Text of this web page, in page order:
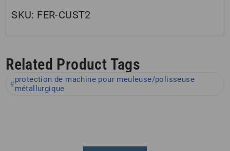
SKU: FER-CUST2
Related Product Tags
protection de machine pour meuleuse/polisseuse
métallurgique